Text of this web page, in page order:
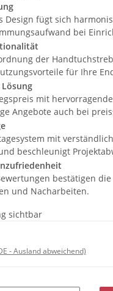
Design fügt sich
bei
der
für Ihre
mit
Angebote auch bei
mit
beschleunigt
bestätigen
und Nacharbeiten.
sichtbar
- Ausland abweichend)